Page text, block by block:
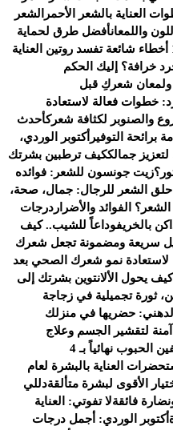
العناية بالشعر الأحمر الشعر
واللمعانأفضل طرق لحماية
10 أخطاء شائعة تفسد روتين العناية
خرافة؟ إليك الحكم
ولمعان شعركِ قبل
خطوات فعالة لاستعادة
والصنوبر لكثافة شعركأحدث
أكتوبر الوردي،
جمالككيف ترطبين بشرتك
زيت جونسون للشعر: فوائده
حلق الشعر للرجال: جمال، صحة،
الفوائد والأضرار درجات
بالخريفوداعاً للشيب.. كيف
سريعة ومضمونة تجعل شعرك
لاستعادة نمو شعرك الصحي بعد
يحول الألانتوين بشرتك إلى
ثورة تجميلية في زجاجة
حضريها في منزلك
آمنة لتقشير الجسم وعلاج
سر مكياج النجمات.. كيف تخفين الحبوب نهائياً بـ 4
العناية بالبشرة لعام
الأقوى لبشرة متألقةدللي
فائقةلا تفوتي: العناية
أكتوبر الوردي: أجمل درجات